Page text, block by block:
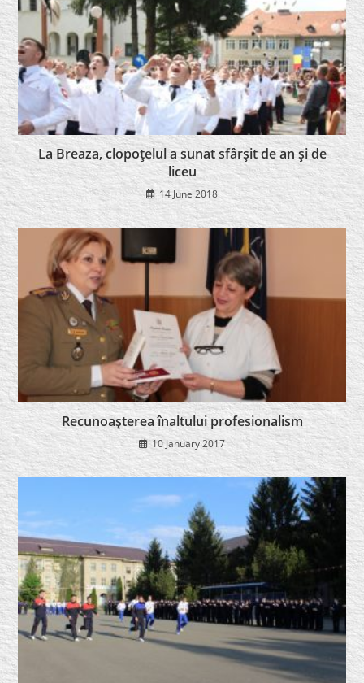
La Breaza, clopoţelul a sunat sfârşit de an şi de
liceu
14 June 2018
Recunoaşterea înaltului profesionalism
10 January 2017